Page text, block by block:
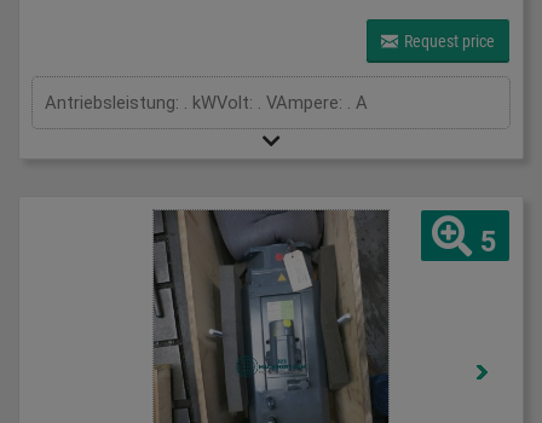
Request price
Antriebsleistung: . kWVolt: . VAmpere: . A
5